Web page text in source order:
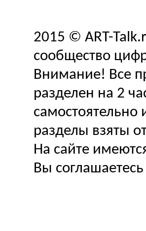
2015 © ART-
сообщество
Внимание! Все
разделен на 2
самостоятельно
разделы взяты
На сайте
Вы